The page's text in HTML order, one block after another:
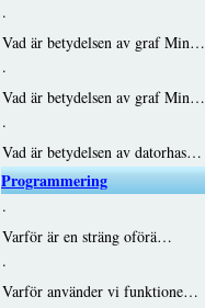
·
Vad är betydelsen av graf Min…
·
Vad är betydelsen av graf Min…
·
Vad är betydelsen av datorhas…
Programmering
·
Varför är en sträng oförä…
·
Varför använder vi funktione…